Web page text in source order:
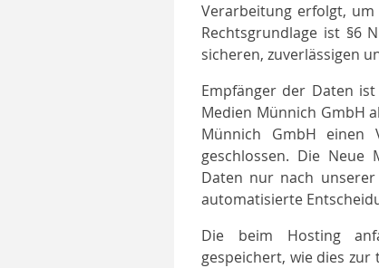
Verarbeitung erfolgt,
Rechtsgrundlage ist §6
sicheren, zuverlässigen
Empfänger der Daten
Medien Münnich GmbH
Münnich GmbH einen
geschlossen. Die Neue
Daten nur nach
automatisierte
Die beim Hosting
gespeichert, wie dies zur